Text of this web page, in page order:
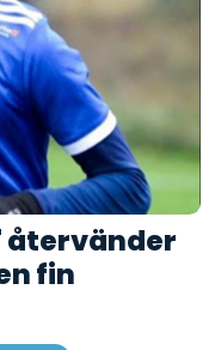
återvänder
fin